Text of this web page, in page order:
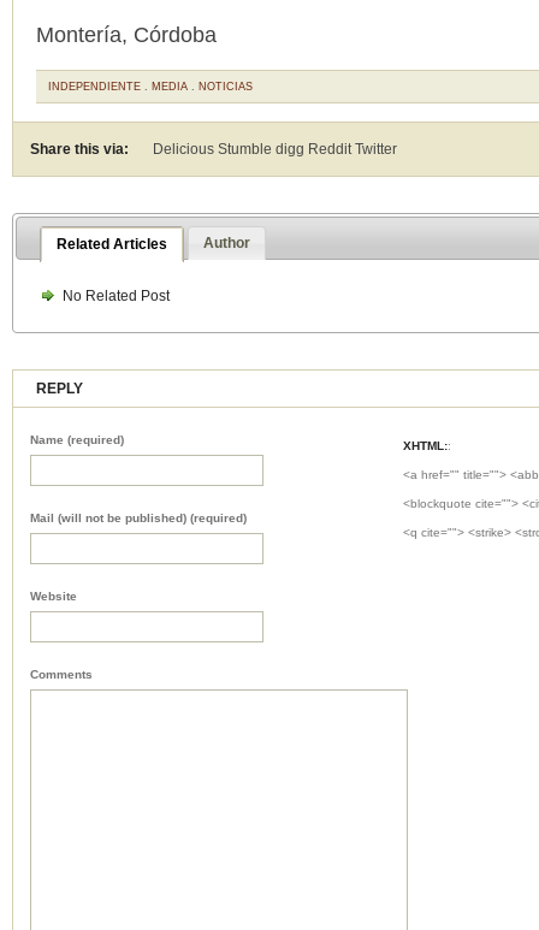
Montería, Córdoba
INDEPENDIENTE . MEDIA . NOTICIAS
Share this via: Delicious Stumble digg RedditTwitter
Related Articles Author
No Related Post
REPLY
XHTML::
<a href="" title="">
<blockquote cite="">
<q cite=""> <strike>
Name (required)
Mail (will not be published) (required)
Website
Comments